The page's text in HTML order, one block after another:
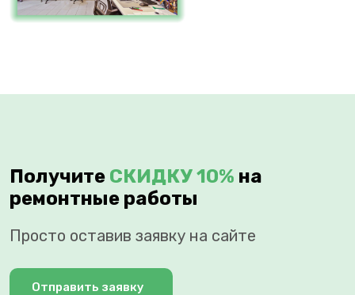
Получите СКИДКУ 10% на
ремонтные работы
Просто оставив заявку на сайте
Отправить заявку